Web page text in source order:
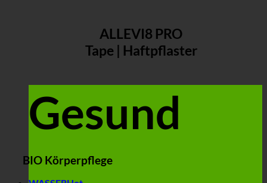
ALLEVI8 PRO
Tape | Haftpflaster
Gesund
BIO Körperpflege